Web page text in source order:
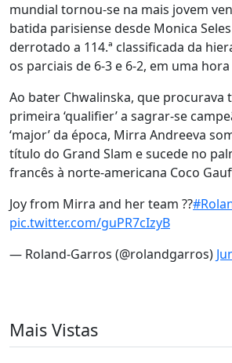
mundial tornou-se na mais jovem
batida parisiense desde Monica
derrotado a 114.ª classificada da
os parciais de 6-3 e 6-2, em uma
Ao bater Chwalinska, que procurava
primeira ‘qualifier’ a sagrar-se
‘major’ da época, Mirra Andreeva
título do Grand Slam e sucede no
francês à norte-americana Coco
Joy from Mirra and her team ??
pic.twitter.com/guPR7cIzyB
— Roland-Garros (@rolandgarros)
Mais Vistas